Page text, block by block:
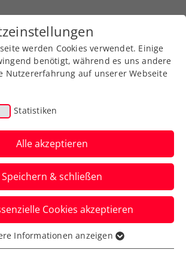
Newsübersicht
für
Sports
2025
Ladies: Ab sofort sind
werden Cookies verwendet. Einige
benötigt, während es uns andere
Nutzererfahrung auf unserer Webseite
Statistiken
Alle akzeptieren
Speichern & schließen
Cookies akzeptieren
werden für grundlegende
Informationen anzeigen